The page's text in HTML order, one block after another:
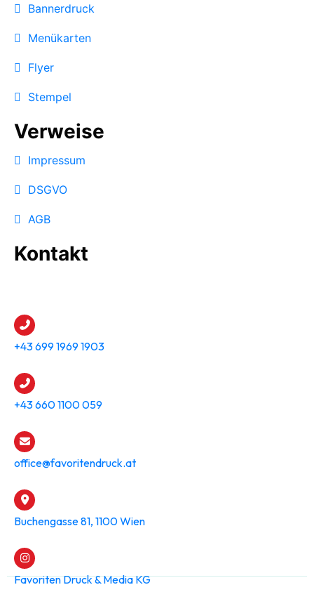
Bannerdruck
Menükarten
Flyer
Stempel
Verweise
Impressum
DSGVO
AGB
Kontakt
+43 699 1969 1903
+43 660 1100 059
office@favoritendruck.at
Buchengasse 81, 1100 Wien
Favoriten Druck & Media KG